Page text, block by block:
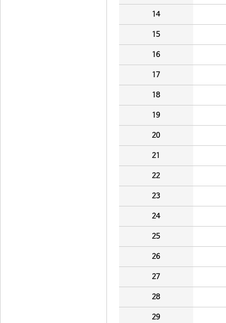
14
15
16
17
18
19
20
21
22
23
24
25
26
27
28
29